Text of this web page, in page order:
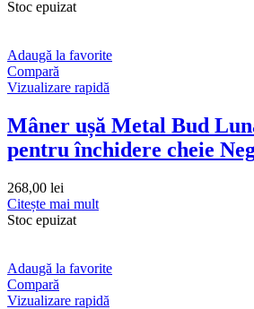
Stoc epuizat
Adaugă la favorite
Compară
Vizualizare rapidă
Mâner ușă Metal Bud
pentru închidere cheie
268,00 lei
Citește mai mult
Stoc epuizat
Adaugă la favorite
Compară
Vizualizare rapidă